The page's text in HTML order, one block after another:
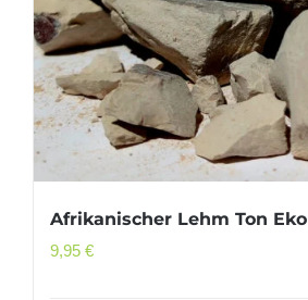
Afrikanischer Lehm Ton Eko
9,95 €